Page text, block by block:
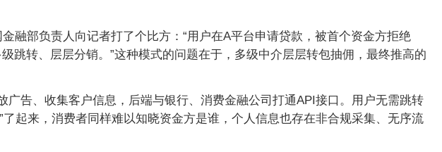
融部负责人向记者打了个比方：“用户在A平台申请贷款，被首个资金方拒绝
跳转、层层分销。”这种模式的问题在于，多级中介层层转包抽佣，最终推高的
告、收集客户信息，后端与银行、消费金融公司打通API接口。用户无需跳转
起来，消费者同样难以知晓资金方是谁，个人信息也存在非合规采集、无序流